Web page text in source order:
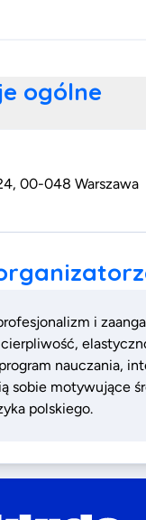
ogólne
00-048 Warszawa
i
nauczania,
sobie motywujące
polskiego.